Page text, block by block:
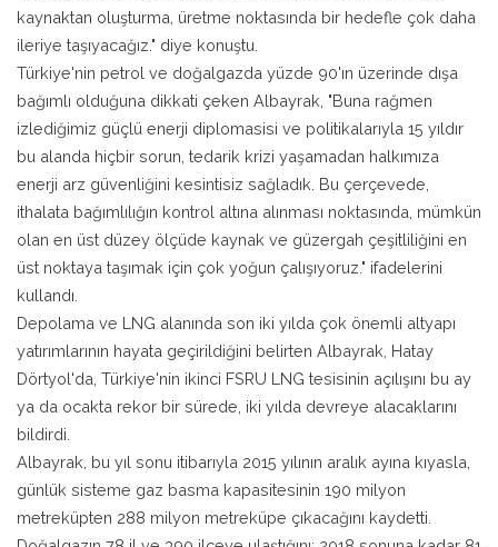
kaynaktan oluşturma, üretme noktasında bir hedefle çok daha
ileriye taşıyacağız." diye konuştu.
Türkiye'nin petrol ve doğalgazda yüzde 90'ın üzerinde dışa
bağımlı olduğuna dikkati çeken Albayrak, "Buna rağmen
izlediğimiz güçlü enerji diplomasisi ve politikalarıyla 15 yıldır
bu alanda hiçbir sorun, tedarik krizi yaşamadan halkımıza
enerji arz güvenliğini kesintisiz sağladık. Bu çerçevede,
ithalata bağımlılığın kontrol altına alınması noktasında, mümkün
olan en üst düzey ölçüde kaynak ve güzergah çeşitliliğini en
üst noktaya taşımak için çok yoğun çalışıyoruz." ifadelerini
kullandı.
Depolama ve LNG alanında son iki yılda çok önemli altyapı
yatırımlarının hayata geçirildiğini belirten Albayrak, Hatay
Dörtyol'da, Türkiye'nin ikinci FSRU LNG tesisinin açılışını bu ay
ya da ocakta rekor bir sürede, iki yılda devreye alacaklarını
bildirdi.
Albayrak, bu yıl sonu itibarıyla 2015 yılının aralık ayına kıyasla,
günlük sisteme gaz basma kapasitesinin 190 milyon
metreküpten 288 milyon metreküpe çıkacağını kaydetti.